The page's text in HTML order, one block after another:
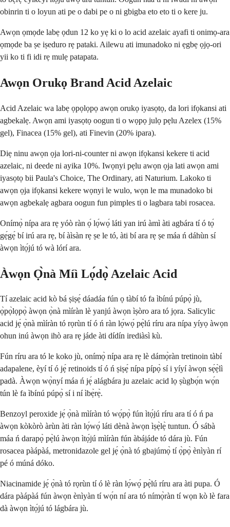
obinrin ti o loyun ati pe o dabi pe o ni gbigba eto eto ti o kere ju.
Awọn ọmọde labẹ ọdun 12 ko yẹ ki o lo acid azelaic ayafi ti onimọ-ara
ọmọde ba ṣe iṣeduro rẹ pataki. Ailewu ati imunadoko ni ẹgbẹ ọjọ-ori
yii ko ti fi idi rẹ mulẹ patapata.
Awọn Orukọ Brand Acid Azelaic
Acid Azelaic wa labẹ ọpọlọpọ awọn orukọ iyasọtọ, da lori ifọkansi ati
agbekalẹ. Awọn ami iyasọtọ oogun ti o wọpọ julọ pẹlu Azelex (15%
gel), Finacea (15% gel), ati Finevin (20% ipara).
Diẹ ninu awọn ọja lori-ni-counter ni awọn ifọkansi kekere ti acid
azelaic, ni deede ni ayika 10%. Iwọnyi pẹlu awọn ọja lati awọn ami
iyasọtọ bii Paula's Choice, The Ordinary, ati Naturium. Lakoko ti
awọn ọja ifọkansi kekere wọnyi le wulo, wọn le ma munadoko bi
awọn agbekalẹ agbara oogun fun pimples ti o lagbara tabi rosacea.
Onímọ̀ nípa ara rẹ yóò ràn ọ́ lọ́wọ́ láti yan irú àmì àti agbára tí ó tọ́
gẹ́gẹ́ bí irú ara rẹ, bí àìsàn rẹ ṣe le tó, àti bí ara rẹ ṣe máa ń dáhùn sí
àwọn ìtọ́jú tó wà lórí ara.
Àwọn Ọ̀nà Míì Lọ́dọ̀ Azelaic Acid
Tí azelaic acid kò bá ṣiṣẹ́ dáadáa fún ọ tàbí tó fa ìbínú púpọ̀ jù,
ọ̀pọ̀lọpọ̀ àwọn ọ̀nà mìíràn lè yanjú àwọn ìṣòro ara tó jọra. Salicylic
acid jẹ́ ọ̀nà mìíràn tó rọrùn tí ó ń ràn lọ́wọ́ pẹ̀lú ríru ara nípa yíyọ àwọn
ohun inú àwọn ihò ara rẹ jáde àti dídín irediàsì kù.
Fún ríru ara tó le koko jù, onímọ̀ nípa ara rẹ lè dámọ̀ràn tretinoin tàbí
adapalene, èyí tí ó jẹ́ retinoids tí ó ń ṣiṣẹ́ nípa pípọ̀ sí i yíyí àwọn sẹ́ẹ̀lì
padà. Àwọn wọ̀nyí máa ń jẹ́ alágbára ju azelaic acid lọ ṣùgbọ́n wọ́n
tún lè fa ìbínú púpọ̀ sí i ní ìbẹ̀rẹ̀.
Benzoyl peroxide jẹ́ ọ̀nà mìíràn tó wọ́pọ̀ fún ìtọ́jú ríru ara tí ó ń pa
àwọn kòkòrò àrùn àti ràn lọ́wọ́ láti dènà àwọn ìṣẹ̀lẹ̀ tuntun. Ó sábà
máa ń darapọ̀ pẹ̀lú àwọn ìtọ́jú mìíràn fún àbájáde tó dára jù. Fún
rosacea pàápàá, metronidazole gel jẹ́ ọ̀nà tó gbajúmọ̀ tí ọ̀pọ̀ ènìyàn rí
pé ó múná dóko.
Niacinamide jẹ́ ọ̀nà tó rọrùn tí ó lè ràn lọ́wọ́ pẹ̀lú ríru ara àti pupa. Ó
dára pàápàá fún àwọn ènìyàn tí wọ́n ní ara tó nímọ̀ràn tí wọn kò lè fara
dà àwọn ìtọ́jú tó lágbára jù.